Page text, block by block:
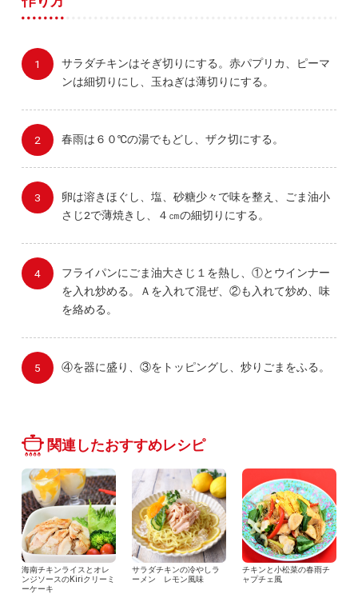
サラダチキンはそぎ切りにする。赤パプリカ、ピーマ
ンは細切りにし、玉ねぎは薄切りにする。
春雨は６０℃の湯でもどし、ザク切にする。
卵は溶きほぐし、塩、砂糖少々で味を整え、ごま油小
さじ2で薄焼きし、４㎝の細切りにする。
フライパンにごま油大さじ１を熱し、①とウインナー
を入れ炒める。Ａを入れて混ぜ、②も入れて炒め、味
を絡める。
④を器に盛り、③をトッピングし、炒りごまをふる。
関連したおすすめレシピ
海南チキンライスとオレ
ンジソースのKiriクリーミ
ーケーキ
サラダチキンの冷やしラ
ーメン レモン風味
チキンと小松菜の春雨チ
ャプチェ風